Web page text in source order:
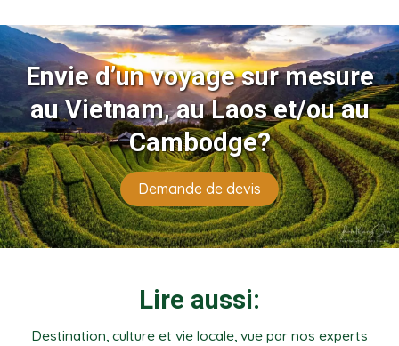
Envie d’un voyage sur mesure
au Vietnam, au Laos et/ou au
Cambodge?
Demande de devis
Lire aussi:
Destination, culture et vie locale, vue par nos experts